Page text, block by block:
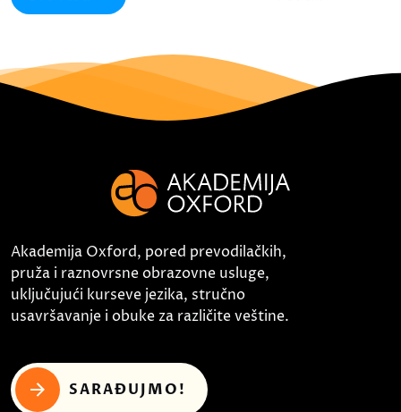
Akademija Oxford, pored prevodilačkih,
pruža i raznovrsne obrazovne usluge,
uključujući kurseve jezika, stručno
usavršavanje i obuke za različite veštine.
SARAĐUJMO!